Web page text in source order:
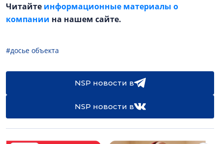
Читайте информационные материалы о
компании на нашем сайте.
#досье объекта
NSP новости в
NSP новости в